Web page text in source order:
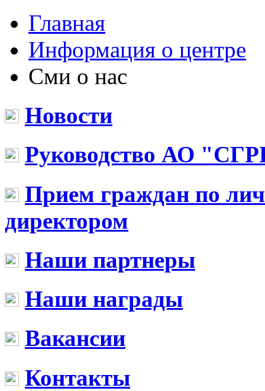
Главная
Информация о центре
Сми о нас
Новости
Руководство АО
Прием граждан по
директором
Наши партнеры
Наши награды
Вакансии
Контакты